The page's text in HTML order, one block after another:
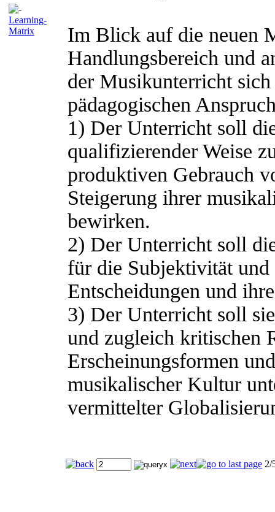
Learning-
Matrix
Im Blick auf die neuen
Handlungsbereich und
der Musikunterricht
pädagogischen
1) Der Unterricht soll
qualifizierender Weise
produktiven Gebrauch
Steigerung ihrer
bewirken.
2) Der Unterricht soll
für die Subjektivität und
Entscheidungen und
3) Der Unterricht soll
und zugleich kritischen
Erscheinungsformen
musikalischer Kultur
vermittelter
2/